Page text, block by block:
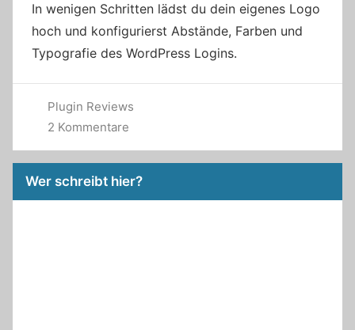
In wenigen Schritten lädst du dein eigenes Logo
hoch und konfigurierst Abstände, Farben und
Typografie des WordPress Logins.
Plugin Reviews
2 Kommentare
Wer schreibt hier?